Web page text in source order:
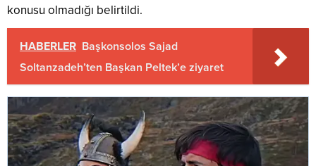
konusu olmadığı belirtildi.
HABERLER Başkonsolos Sajad
Soltanzadeh’ten Başkan Peltek’e ziyaret